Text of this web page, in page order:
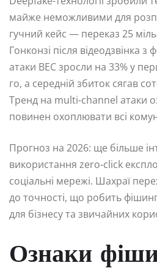
майже неможливими для
гучний кейс — переказ 25
Гонконзі після відеодзвінка з
атаки BEC зросли на 33% у
го, а середній збиток сягав
Тренд на multi-channel атаки
повинен охоплювати всі
Прогноз на 2026: ще більше
використання zero-click
соціальні мережі. Шахраї
до точності, що робить
для бізнесу та звичайних
Ознаки